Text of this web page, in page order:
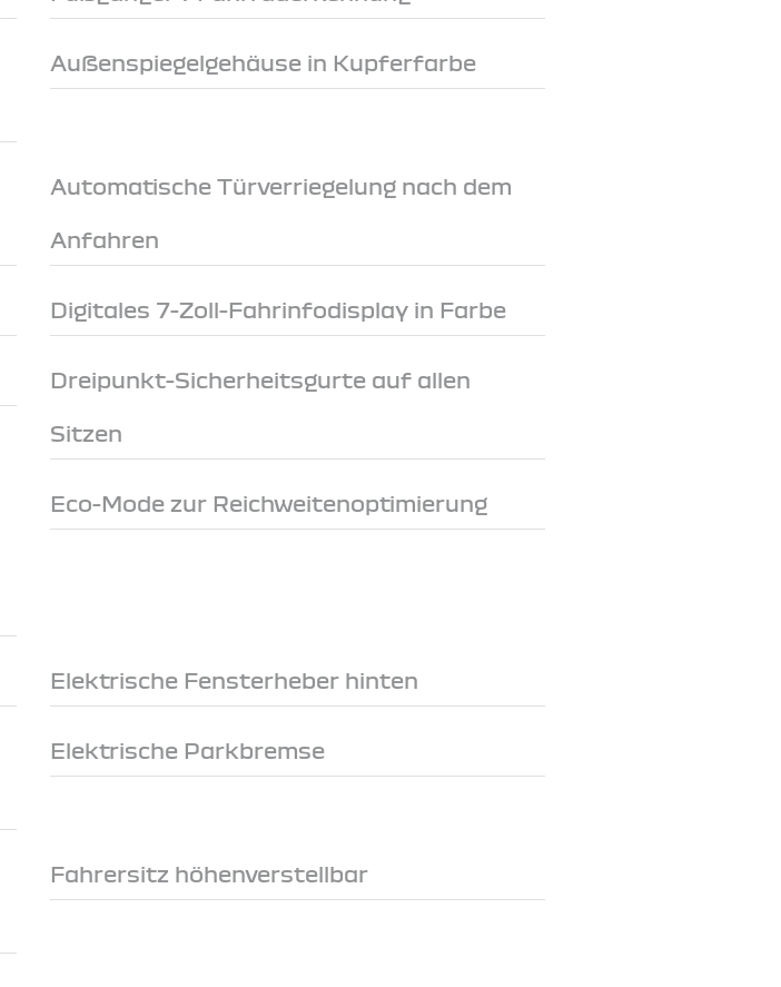
Außenspiegelgehäuse in Kupferfarbe
Automatische Türverriegelung nach dem
Anfahren
Digitales 7-Zoll-Fahrinfodisplay in Farbe
Dreipunkt-Sicherheitsgurte auf allen
Sitzen
Eco-Mode zur Reichweitenoptimierung
Elektrische Fensterheber hinten
Elektrische Parkbremse
Fahrersitz höhenverstellbar